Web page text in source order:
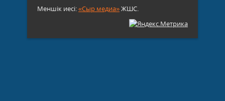
Меншік иесі:«Сыр медиа»ЖШС.